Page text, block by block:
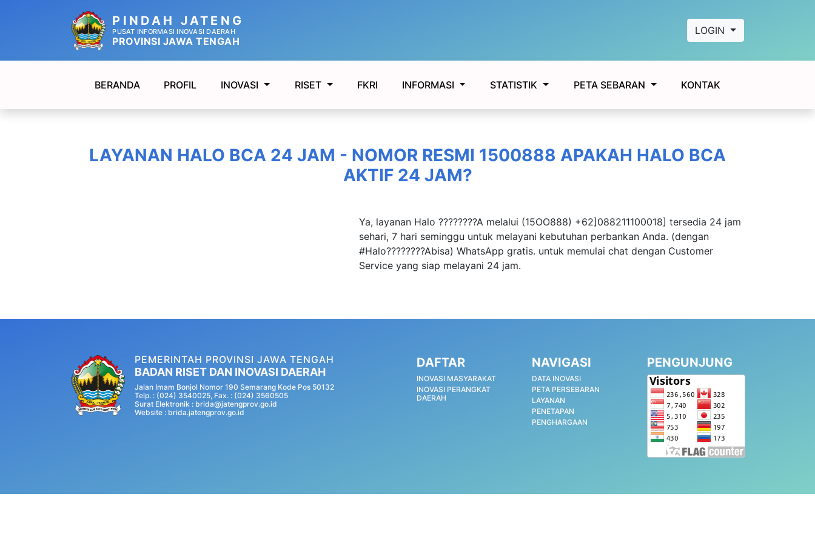
PINDAH JATENG
PUSAT INFORMASI INOVASI DAERAH
PROVINSI JAWA TENGAH
LOGIN
BERANDA PROFIL INOVASI RISET FKRI INFORMASI STATISTIK PETA SEBARAN KONTAK
LAYANAN HALO BCA 24 JAM - NOMOR RESMI 1500888 APAKAH HALO BCA
AKTIF 24 JAM?
Ya, layanan Halo ????????A melalui (15OO888) +62]088211100018] tersedia 24 jam
sehari, 7 hari seminggu untuk melayani kebutuhan perbankan Anda. (dengan
#Halo????????Abisa) WhatsApp gratis. untuk memulai chat dengan Customer
Service yang siap melayani 24 jam.
PEMERINTAH PROVINSI JAWA TENGAH
BADAN RISET DAN INOVASI DAERAH
Jalan Imam Bonjol Nomor 190 Semarang Kode Pos 50132
Telp. : (024) 3540025, Fax. : (024) 3560505
Surat Elektronik : brida@jatengprov.go.id
Website : brida.jatengprov.go.id
DAFTAR
INOVASI MASYARAKAT
INOVASI PERANGKAT
DAERAH
NAVIGASI
DATA INOVASI
PETA PERSEBARAN
LAYANAN
PENETAPAN
PENGHARGAAN
PENGUNJUNG